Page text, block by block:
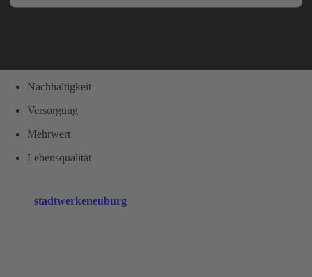
Nachhaltigkeit
Versorgung
Mehrwert
Lebensqualität
stadtwerkeneuburg